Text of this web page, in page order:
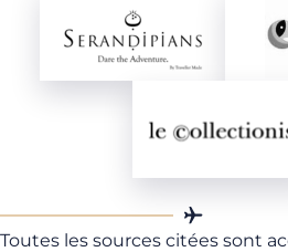
Toutes les sources citées sont